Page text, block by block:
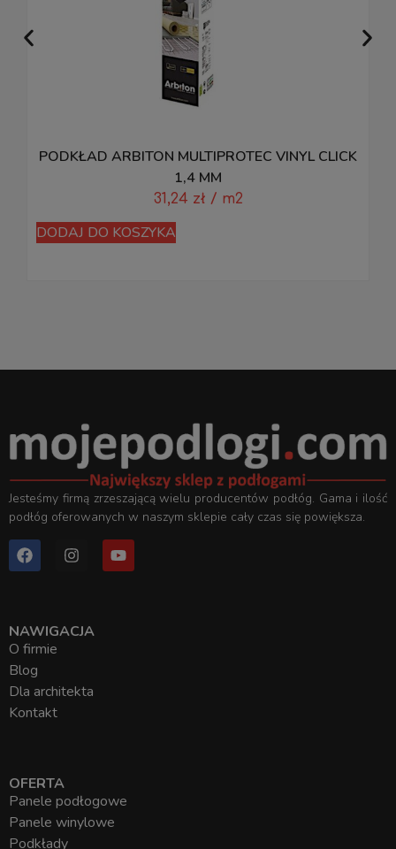
PODKŁAD ARBITON MULTIPROTEC VINYL CLICK
1,4 MM
31,24 zł / m2
DODAJ DO KOSZYKA
Jesteśmy firmą zrzeszającą wielu producentów podłóg. Gama i ilość
podłóg oferowanych w naszym sklepie cały czas się powiększa.
NAWIGACJA
O firmie
Blog
Dla architekta
Kontakt
OFERTA
Panele podłogowe
Panele winylowe
Podkłady